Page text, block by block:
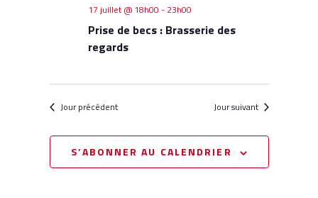
de
vues
17 juillet @ 18h00 - 23h00
Prise de becs : Brasserie des
regards
Jour précédent Jour suivant
S’ABONNER AU CALENDRIER